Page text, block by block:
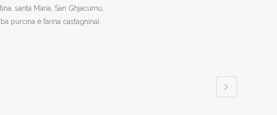
santa Maria, San Ghjacumu,
purcina è farina castagnina).